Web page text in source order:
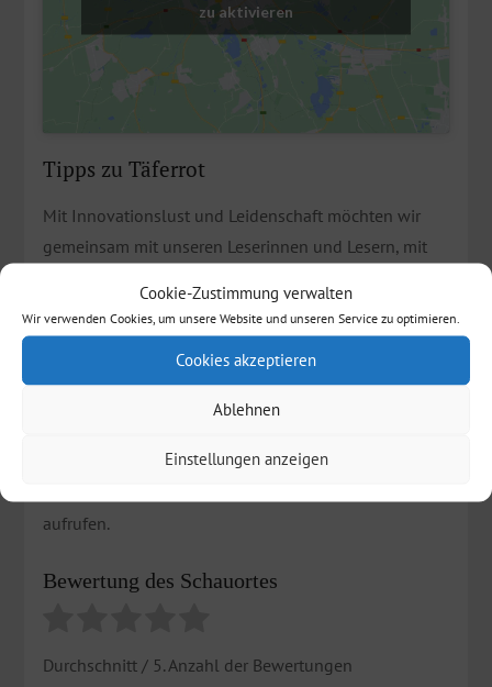
Cookie-Zustimmung verwalten
Wir verwenden Cookies, um unsere Website und unseren Service zu optimieren.
Cookies akzeptieren
Ablehnen
Einstellungen anzeigen
zu aktivieren
Tipps zu Täferrot
Mit Innovationslust und Leidenschaft möchten wir
gemeinsam mit unseren Leserinnen und Lesern, mit
unserer Heimat vorstellen: Melden Sie uns Ihre
Veranstaltungen, nennen Sie uns Themen, verraten
Sie uns Ihren ganz individuellen Geheimtipp,
beschreiben Sie uns einfach Ihren persönlichen
interessanten Schauorten in Täferrot einfach unser
aufrufen.
Bewertung des Schauortes
Durchschnitt / 5. Anzahl der Bewertungen